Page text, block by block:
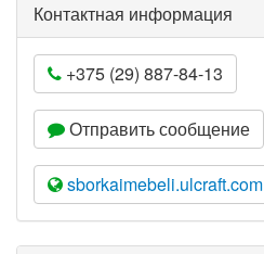
Контактная информация
+375 (29) 887-84-13
Отправить сообщение
sborkaimebeli.ulcraft.com